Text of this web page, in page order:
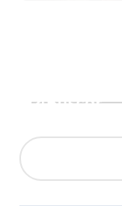
Buscar